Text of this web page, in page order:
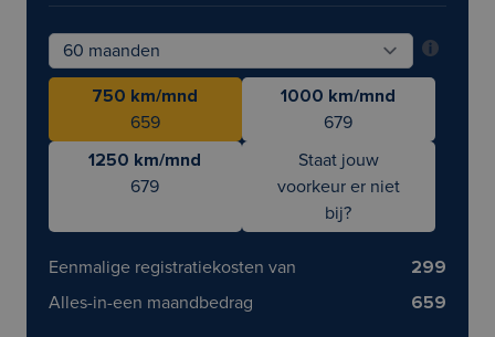
750 km/mnd
659
1000 km/mnd
679
1250 km/mnd
679
Staat jouw
voorkeur er niet
bij?
Eenmalige registratiekosten van
299
Alles-in-een maandbedrag
659